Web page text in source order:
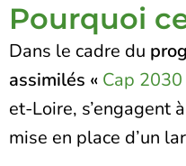
Pourquoi
Dans le cadre du
assimilés « Cap 2030
et-Loire, s’engagent
mise en place d’un